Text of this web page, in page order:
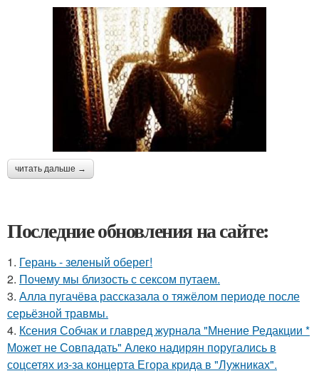
читать дальше →
Последние обновления на сайте:
1. Герань - зеленый оберег!
2. Почему мы близость с сексом путаем.
3. Алла пугачёва рассказала о тяжёлом периоде после
серьёзной травмы.
4. Ксения Собчак и главред журнала "Мнение Редакции *
Может не Совпадать" Алеко надирян поругались в
соцсетях из-за концерта Егора крида в "Лужниках".